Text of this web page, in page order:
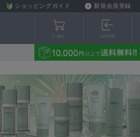
ショッピングガイド 新規会員登録
CART LOGIN